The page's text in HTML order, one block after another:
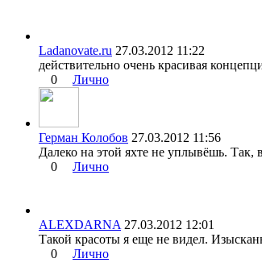
Ladanovate.ru 27.03.2012 11:22
действительно очень красивая
0
Лично
Герман Колобов 27.03.2012 11:56
Далеко на этой яхте не уплывёшь. Так,
0
Лично
ALEXDARNA 27.03.2012 12:01
Такой красоты я еще не видел.
0
Лично